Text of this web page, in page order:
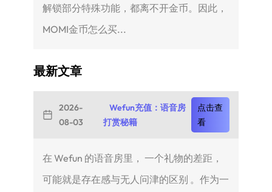
解锁部分特殊功能，都离不开金币。因此，
MOMI金币怎么买...
最新文章
2026-
08-03
Wefun充值：语音房
打赏秘籍
点击查
看
在 Wefun 的语音房里， 一个礼物的差距，
可能就是存在感与无人问津的区别 。作为一